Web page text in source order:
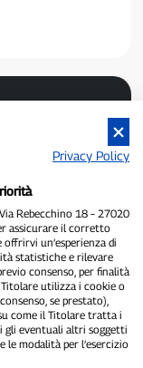
de Pavía.
NIF 02798890188.
Federico Benedusi.
cookies.
en P300.it"
Privacy Policy
Rebecchino 18 – 27020
assicurare il corretto
un’esperienza di
statistiche e rilevare
consenso, per finalità
utilizza i cookie o
se prestato),
come il Titolare tratta i
gli eventuali altri soggetti
le modalità per l’esercizio